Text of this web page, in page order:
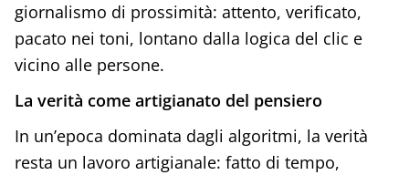
giornalismo di prossimità: attento, verificato,
pacato nei toni, lontano dalla logica del clic e
vicino alle persone.
La verità come artigianato del pensiero
In un’epoca dominata dagli algoritmi, la verità
resta un lavoro artigianale: fatto di tempo,